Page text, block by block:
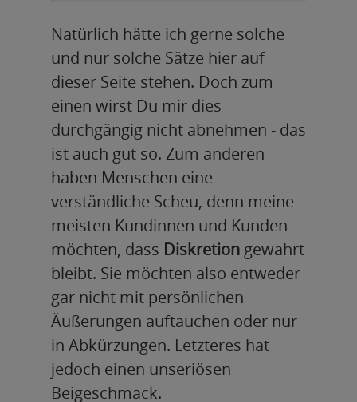
Natürlich hätte ich gerne solche
und nur solche Sätze hier auf
dieser Seite stehen. Doch zum
einen wirst Du mir dies
durchgängig nicht abnehmen - das
ist auch gut so. Zum anderen
haben Menschen eine
verständliche Scheu, denn meine
meisten Kundinnen und Kunden
möchten, dass Diskretion gewahrt
bleibt. Sie möchten also entweder
gar nicht mit persönlichen
Äußerungen auftauchen oder nur
in Abkürzungen. Letzteres hat
jedoch einen unseriösen
Beigeschmack.